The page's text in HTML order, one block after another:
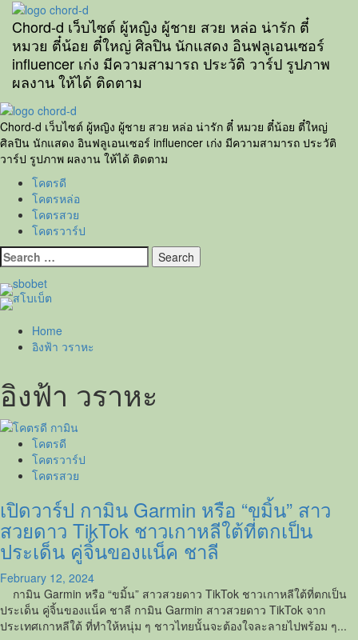
Skip
content
Chord-d เว็บไซต์ ผู้หญิง ผู้ชาย สวย หล่อ น่ารัก ตี๋
หมวย ตี๋น้อย ตี๋ใหญ่ ศิลปิน นักแสดง อินฟลูเอนเซอร์
influencer เก่ง มีความสามารถ ประวัติ วาร์ป รูปภาพ
ผลงาน ให้ได้ ติดตาม
Primary
Menu
Chord-d เว็บไซต์ ผู้หญิง ผู้ชาย สวย หล่อ น่ารัก ตี๋ หมวย ตี๋น้อย ตี๋ใหญ่
ศิลปิน นักแสดง อินฟลูเอนเซอร์ influencer เก่ง มีความสามารถ ประวัติ
วาร์ป รูปภาพ ผลงาน ให้ได้ ติดตาม
โคตรดี
โคตรหล่อ
โคตรสวย
โคตรวาร์ป
Search
for:
Home
อิงฟ้า วราหะ
อิงฟ้า วราหะ
โคตรดี
โคตรวาร์ป
โคตรสวย
เปิดวาร์ป กามิน Garmin หรือ “ขมิ้น” สาว
สวยดาว TikTok ชาวเกาหลีใต้ที่ตกเป็น
ประเด็น คู่จิ้นของแน็ค ชาลี
February 12, 2024
กามิน Garmin หรือ “ขมิ้น” สาวสวยดาว TikTok ชาวเกาหลีใต้ที่ตกเป็น
ประเด็น คู่จิ้นของแน็ค ชาลี กามิน Garmin สาวสวยดาว TikTok จาก
ประเทศเกาหลีใต้ ที่ทำให้หนุ่ม ๆ ชาวไทยนั้นจะต้องใจละลายไปพร้อม ๆ...